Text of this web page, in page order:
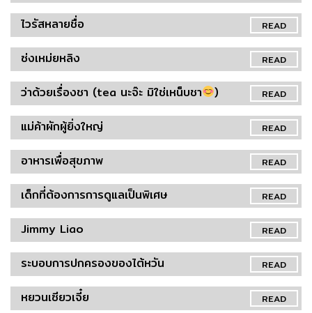
READ
ไวรัสหลายชื่อ
READ
ซ่งเหม่ยหลิง
READ
ว่าด้วยเรื่องชา (tea นะจ๊ะ มิใช่เหน็บชา )
READ
แม่ค้าผักผู้ยิ่งใหญ่
READ
อาหารเพื่อสุขภาพ
READ
เด็กที่ต้องการการดูแลเป็นพิเศษ
READ
Jimmy Liao
READ
ระบอบการปกครองของไต้หวัน
READ
หยวนเซียวเจี๋ย